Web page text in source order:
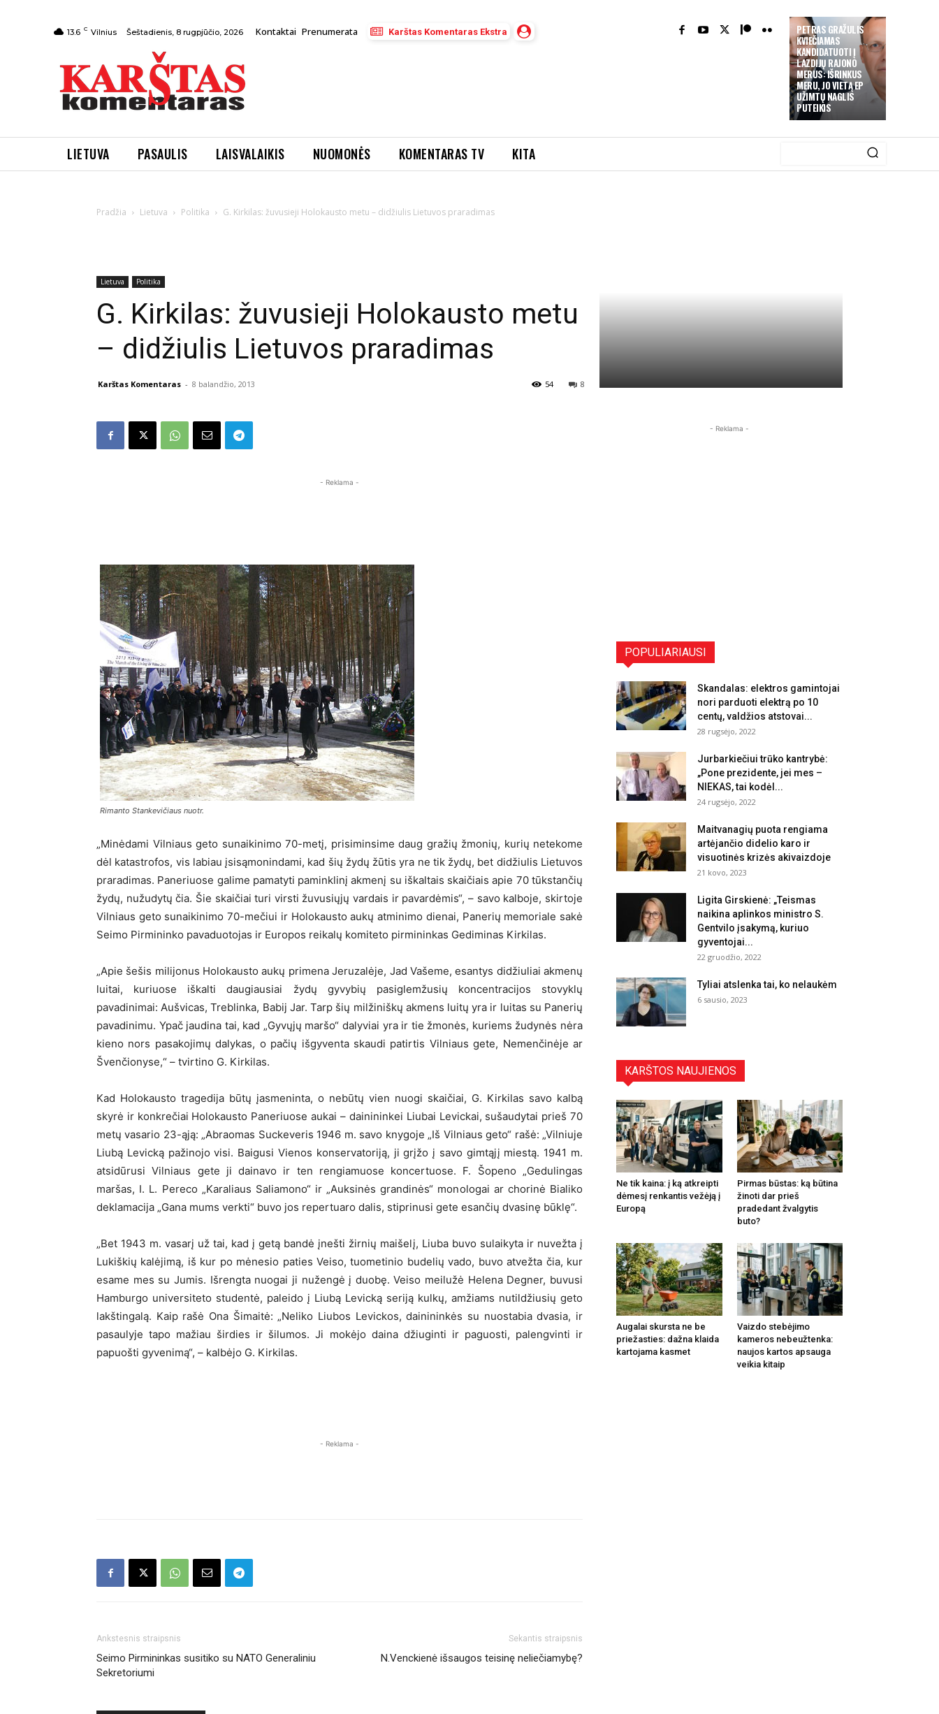
PETRAS GRAŽULIS
KVIEČIAMAS
KANDIDATUOTI Į
LAZDIJŲ RAJONO
MERUS: IŠRINKUS
MERU, JO VIETĄ EP
UŽIMTŲ NAGLIS
PUTEIKIS
13.6 C Vilnius Šeštadienis, 8 rugpjūčio, 2026 Kontaktai Prenumerata Karštas Komentaras Ekstra
LIETUVA PASAULIS LAISVALAIKIS NUOMONĖS KOMENTARAS TV KITA
Pradžia Lietuva Politika G. Kirkilas: žuvusieji Holokausto metu – didžiulis Lietuvos praradimas
Lietuva Politika
G. Kirkilas: žuvusieji Holokausto metu
– didžiulis Lietuvos praradimas
Karštas Komentaras - 8 balandžio, 2013 8
54
- Reklama -
Rimanto Stankevičiaus nuotr.
„Minėdami Vilniaus geto sunaikinimo 70-metį, prisiminsime daug gražių žmonių, kurių netekome
dėl katastrofos, vis labiau įsisąmonindami, kad šių žydų žūtis yra ne tik žydų, bet didžiulis Lietuvos
praradimas. Paneriuose galime pamatyti paminklinį akmenį su iškaltais skaičiais apie 70 tūkstančių
žydų, nužudytų čia. Šie skaičiai turi virsti žuvusiųjų vardais ir pavardėmis“, – savo kalboje, skirtoje
Vilniaus geto sunaikinimo 70-mečiui ir Holokausto aukų atminimo dienai, Panerių memoriale sakė
Seimo Pirmininko pavaduotojas ir Europos reikalų komiteto pirmininkas Gediminas Kirkilas.
„Apie šešis milijonus Holokausto aukų primena Jeruzalėje, Jad Vašeme, esantys didžiuliai akmenų
luitai, kuriuose iškalti daugiausiai žydų gyvybių pasiglemžusių koncentracijos stovyklų
pavadinimai: Aušvicas, Treblinka, Babij Jar. Tarp šių milžiniškų akmens luitų yra ir luitas su Panerių
pavadinimu. Ypač jaudina tai, kad „Gyvųjų maršo“ dalyviai yra ir tie žmonės, kuriems žudynės nėra
kieno nors pasakojimų dalykas, o pačių išgyventa skaudi patirtis Vilniaus gete, Nemenčinėje ar
Švenčionyse,“ – tvirtino G. Kirkilas.
Kad Holokausto tragedija būtų įasmeninta, o nebūtų vien nuogi skaičiai, G. Kirkilas savo kalbą
skyrė ir konkrečiai Holokausto Paneriuose aukai – dainininkei Liubai Levickai, sušaudytai prieš 70
metų vasario 23-ąją: „Abraomas Suckeveris 1946 m. savo knygoje „Iš Vilniaus geto“ rašė: „Vilniuje
Liubą Levicką pažinojo visi. Baigusi Vienos konservatoriją, ji grįžo į savo gimtąjį miestą. 1941 m.
atsidūrusi Vilniaus gete ji dainavo ir ten rengiamuose koncertuose. F. Šopeno „Gedulingas
maršas, I. L. Pereco „Karaliaus Saliamono“ ir „Auksinės grandinės“ monologai ar chorinė Bialiko
deklamacija „Gana mums verkti“ buvo jos repertuaro dalis, stiprinusi gete esančių dvasinę būklę“.
„Bet 1943 m. vasarį už tai, kad į getą bandė įnešti žirnių maišelį, Liuba buvo sulaikyta ir nuvežta į
Lukiškių kalėjimą, iš kur po mėnesio paties Veiso, tuometinio budelių vado, buvo atvežta čia, kur
esame mes su Jumis. Išrengta nuogai ji nužengė į duobę. Veiso meilužė Helena Degner, buvusi
Hamburgo universiteto studentė, paleido į Liubą Levicką seriją kulkų, amžiams nutildžiusių geto
lakštingalą. Kaip rašė Ona Šimaitė: „Neliko Liubos Levickos, dainininkės su nuostabia dvasia, ir
pasaulyje tapo mažiau širdies ir šilumos. Ji mokėjo daina džiuginti ir paguosti, palengvinti ir
papuošti gyvenimą“, – kalbėjo G. Kirkilas.
- Reklama -
Ankstesnis straipsnis
Seimo Pirmininkas susitiko su NATO Generaliniu
Sekretoriumi
Sekantis straipsnis
N.Venckienė išsaugos teisinę neliečiamybę?
- Reklama -
POPULIARIAUSI
Skandalas: elektros gamintojai
nori parduoti elektrą po 10
centų, valdžios atstovai...
28 rugsėjo, 2022
Jurbarkiečiui trūko kantrybė:
„Pone prezidente, jei mes –
NIEKAS, tai kodėl...
24 rugsėjo, 2022
Maitvanagių puota rengiama
artėjančio didelio karo ir
visuotinės krizės akivaizdoje
21 kovo, 2023
Ligita Girskienė: „Teismas
naikina aplinkos ministro S.
Gentvilo įsakymą, kuriuo
gyventojai...
22 gruodžio, 2022
Tyliai atslenka tai, ko nelaukėm
6 sausio, 2023
KARŠTOS NAUJIENOS
Ne tik kaina: į ką atkreipti
dėmesį renkantis vežėją į
Europą
Pirmas būstas: ką būtina
žinoti dar prieš
pradedant žvalgytis
buto?
Augalai skursta ne be
priežasties: dažna klaida
kartojama kasmet
Vaizdo stebėjimo
kameros nebeužtenka:
naujos kartos apsauga
veikia kitaip